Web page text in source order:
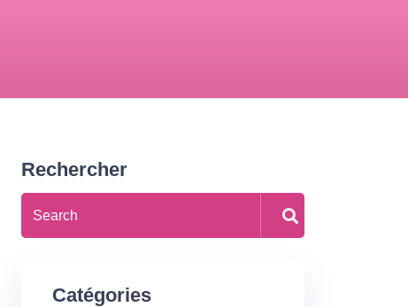
Rechercher
Catégories